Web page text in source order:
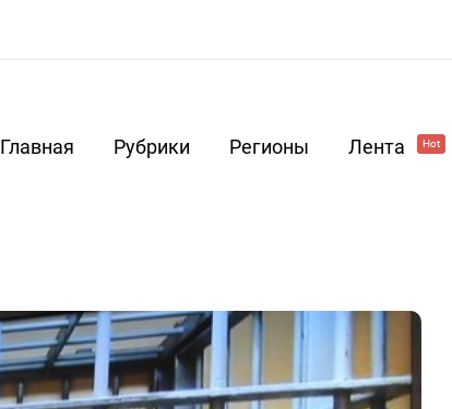
Главная Рубрики Регионы Лента Hot